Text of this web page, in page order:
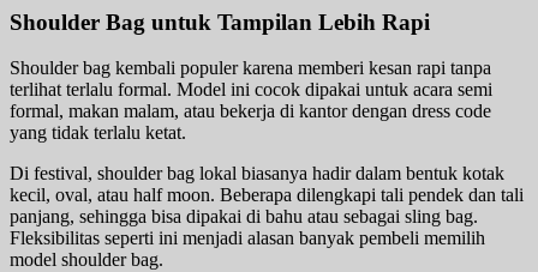
Shoulder Bag untuk Tampilan Lebih Rapi
Shoulder bag kembali populer karena memberi kesan rapi tanpa
terlihat terlalu formal. Model ini cocok dipakai untuk acara semi
formal, makan malam, atau bekerja di kantor dengan dress code
yang tidak terlalu ketat.
Di festival, shoulder bag lokal biasanya hadir dalam bentuk kotak
kecil, oval, atau half moon. Beberapa dilengkapi tali pendek dan tali
panjang, sehingga bisa dipakai di bahu atau sebagai sling bag.
Fleksibilitas seperti ini menjadi alasan banyak pembeli memilih
model shoulder bag.